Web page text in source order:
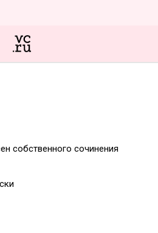
собственного сочинения